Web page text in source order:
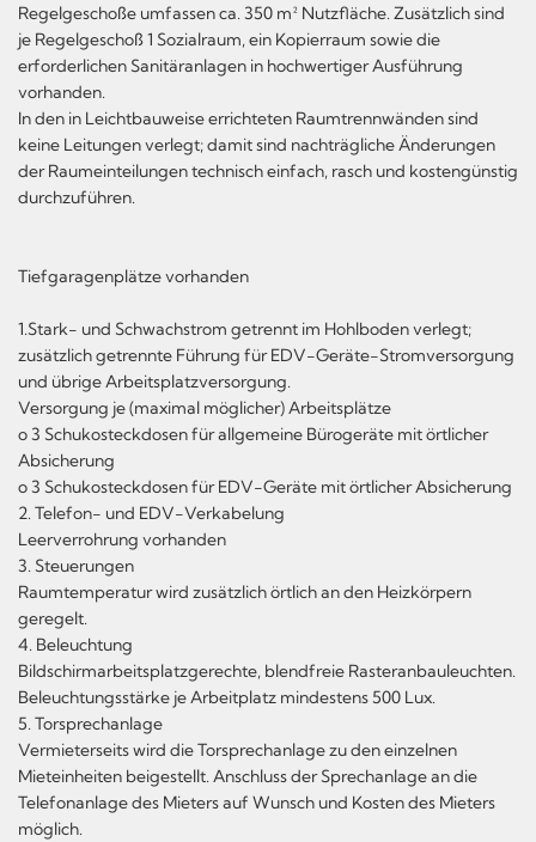
Regelgeschoße umfassen ca. 350 m² Nutzfläche. Zusätzlich sind
je Regelgeschoß 1 Sozialraum, ein Kopierraum sowie die
erforderlichen Sanitäranlagen in hochwertiger Ausführung
vorhanden.
In den in Leichtbauweise errichteten Raumtrennwänden sind
keine Leitungen verlegt; damit sind nachträgliche Änderungen
der Raumeinteilungen technisch einfach, rasch und kostengünstig
durchzuführen.
Tiefgaragenplätze vorhanden
1.Stark- und Schwachstrom getrennt im Hohlboden verlegt;
zusätzlich getrennte Führung für EDV-Geräte-Stromversorgung
und übrige Arbeitsplatzversorgung.
Versorgung je (maximal möglicher) Arbeitsplätze
o 3 Schukosteckdosen für allgemeine Bürogeräte mit örtlicher
Absicherung
o 3 Schukosteckdosen für EDV-Geräte mit örtlicher Absicherung
2. Telefon- und EDV-Verkabelung
Leerverrohrung vorhanden
3. Steuerungen
Raumtemperatur wird zusätzlich örtlich an den Heizkörpern
geregelt.
4. Beleuchtung
Bildschirmarbeitsplatzgerechte, blendfreie Rasteranbauleuchten.
Beleuchtungsstärke je Arbeitplatz mindestens 500 Lux.
5. Torsprechanlage
Vermieterseits wird die Torsprechanlage zu den einzelnen
Mieteinheiten beigestellt. Anschluss der Sprechanlage an die
Telefonanlage des Mieters auf Wunsch und Kosten des Mieters
möglich.